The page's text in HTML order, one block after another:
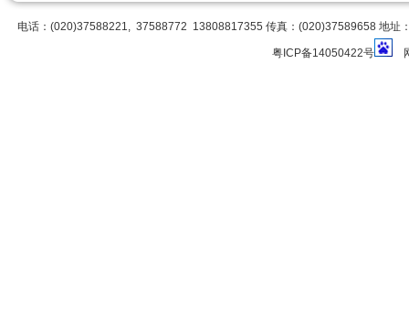
电话：(020)37588221, 37588772 13808817355 传真：(020)37589658 地址
粤ICP备14050422号